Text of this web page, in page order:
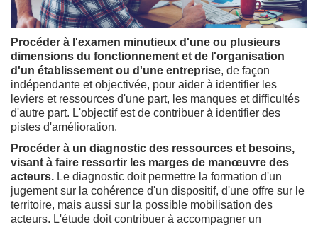
Procéder à l'examen minutieux d'une ou plusieurs
dimensions du fonctionnement et de l'organisation
d'un établissement ou d'une entreprise, de façon
indépendante et objectivée, pour aider à identifier les
leviers et ressources d'une part, les manques et difficultés
d'autre part. L'objectif est de contribuer à identifier des
pistes d'amélioration.
Procéder à un diagnostic des ressources et besoins,
visant à faire ressortir les marges de manœuvre des
acteurs. Le diagnostic doit permettre la formation d'un
jugement sur la cohérence d'un dispositif, d'une offre sur le
territoire, mais aussi sur la possible mobilisation des
acteurs. L'étude doit contribuer à accompagner un